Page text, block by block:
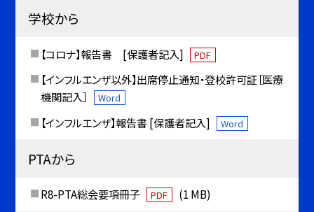
学校から
【コロナ】報告書 [保護者記入] PDF
【インフルエンザ以外】出席停止通知・登校許可証［医療
機関記入］
Word
【インフルエンザ】報告書 [保護者記入] Word
PTAから
R8-PTA総会要項冊子 PDF (1 MB)